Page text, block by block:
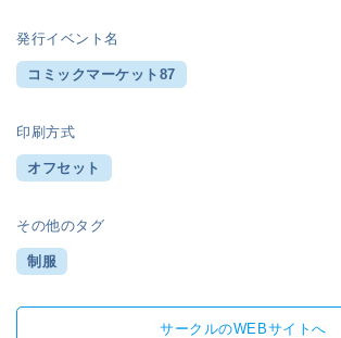
発行イベント名
コミックマーケット87
印刷方式
オフセット
その他のタグ
制服
サークルのWEBサイトへ